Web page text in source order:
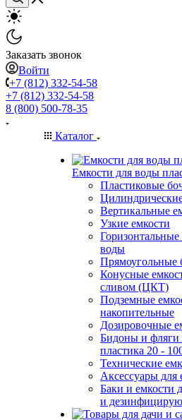
Заказать звонок
Войти
+7 (812) 332-54-58
+7 (812) 332-54-58
8 (800) 500-78-35
Каталог
Емкости для воды
Пластиковые
Вертикальные
Узкие емкости
Горизонтальные
воды
Прямоугольные
Конусные
сливом (ЦКТ)
Подземные
накопительные
Дозировочные
Бидоны и фляги
пластика 20 -
Технические
Аксессуары для
Баки и емкости
и